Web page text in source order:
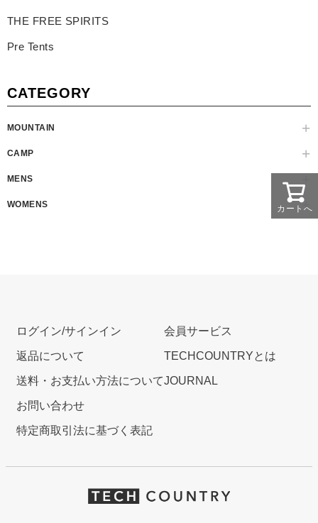
THE FREE SPIRITS
Pre Tents
CATEGORY
MOUNTAIN
CAMP
MENS
WOMENS カートへ
ログイン/サインイン
返品について
送料・お支払い方法について
お問い合わせ
特定商取引法に基づく表記
会員サービス
TECHCOUNTRYとは
JOURNAL